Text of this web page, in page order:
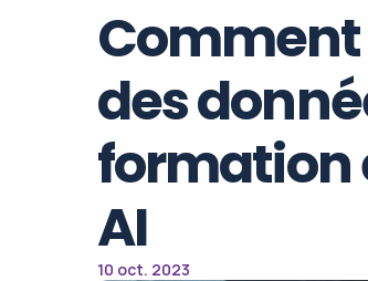
des
formation
AI
10 oct. 2023